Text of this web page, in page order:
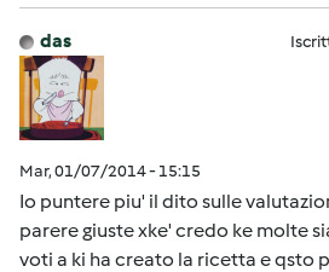
das
Mar, 01/07/2014 - 15:15
Io puntere piu' il dito sulle
parere giuste xke' credo ke molte
voti a ki ha creato la ricetta e qsto